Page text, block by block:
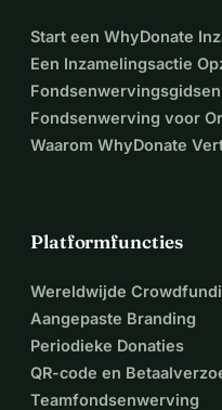
Start een WhyDonate
Een Inzamelingsactie
Fondsenwervingsgidsen
Fondsenwerving voor
Waarom WhyDonate
Platformfuncties
Wereldwijde
Aangepaste Branding
Periodieke Donaties
QR-code en
Teamfondsenwerving